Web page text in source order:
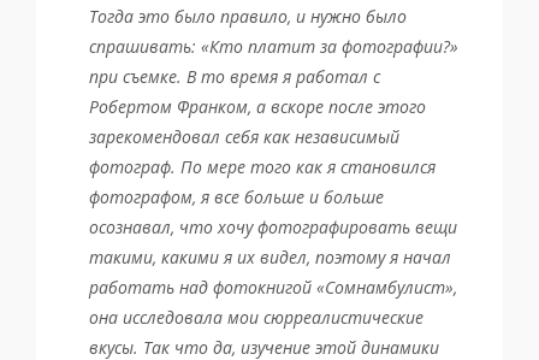
Тогда это было правило, и нужно было
спрашивать: «Кто платит за фотографии?»
при съемке. В то время я работал с
Робертом Франком, а вскоре после этого
зарекомендовал себя как независимый
фотограф. По мере того как я становился
фотографом, я все больше и больше
осознавал, что хочу фотографировать вещи
такими, какими я их видел, поэтому я начал
работать над фотокнигой «Сомнамбулист»,
она исследовала мои сюрреалистические
вкусы. Так что да, изучение этой динамики